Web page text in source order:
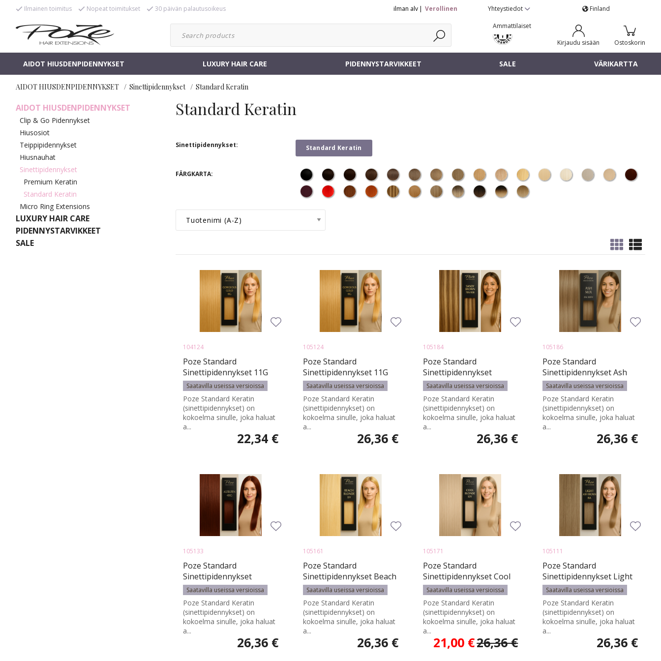
Ilmainen toimitus Nopeat toimitukset 30 päivän palautusoikeus ilman alv Verollinen Yhteystiedot
Ammattilaiset
Finland
Ostoskorin
Kirjaudu sisään
AIDOT HIUSDENPIDENNYKSET LUXURY HAIR CARE PIDENNYSTARVIKKEET SALE VÄRIKARTTA
AIDOT HIUSDENPIDENNYKSET Sinettipidennykset Standard Keratin
AIDOT HIUSDENPIDENNYKSET
Clip & Go Pidennykset
Hiusosiot
Teippipidennykset
Hiusnauhat
Sinettipidennykset
Premium Keratin
Standard Keratin
Micro Ring Extensions
LUXURY HAIR CARE
PIDENNYSTARVIKKEET
SALE
Standard Keratin
Sinettipidennykset: Standard Keratin
FÄRGKARTA:
104124
Poze Standard
Sinettipidennykset 11G
Gorgeous Blonde - 40cm
- 17g
Saatavilla useissa versioissa
Poze Standard Keratin
(sinettipidennykset) on
kokoelma sinulle, joka haluat
a...
22,34 €
105124
Poze Standard
Sinettipidennykset 11G
Gorgeous Gold - 50cm -
17g
Saatavilla useissa versioissa
Poze Standard Keratin
(sinettipidennykset) on
kokoelma sinulle, joka haluat
a...
26,36 €
105184
Poze Standard
Sinettipidennykset
7BN/10B Sandy Brown
Mix - 50cm - 17g
Saatavilla useissa versioissa
Poze Standard Keratin
(sinettipidennykset) on
kokoelma sinulle, joka haluat
a...
26,36 €
105186
Poze Standard
Sinettipidennykset Ash
Mix 8A/10NV - 50cm - 17g
Saatavilla useissa versioissa
Poze Standard Keratin
(sinettipidennykset) on
kokoelma sinulle, joka haluat
a...
26,36 €
105133
Poze Standard
Sinettipidennykset
Auburn 4RG - 50cm - 17g
Saatavilla useissa versioissa
Poze Standard Keratin
(sinettipidennykset) on
kokoelma sinulle, joka haluat
a...
26,36 €
105161
Poze Standard
Sinettipidennykset Beach
Blonde 11V - 50cm - 17g
Saatavilla useissa versioissa
Poze Standard Keratin
(sinettipidennykset) on
kokoelma sinulle, joka haluat
a...
26,36 €
105171
Poze Standard
Sinettipidennykset Cool
Blonde 10V - 50cm - 17g
Saatavilla useissa versioissa
Poze Standard Keratin
(sinettipidennykset) on
kokoelma sinulle, joka haluat
a...
21,00 €26,36 €
105111
Poze Standard
Sinettipidennykset Light
Ash Brown 8A - 50cm -
17g
Saatavilla useissa versioissa
Poze Standard Keratin
(sinettipidennykset) on
kokoelma sinulle, joka haluat
a...
26,36 €